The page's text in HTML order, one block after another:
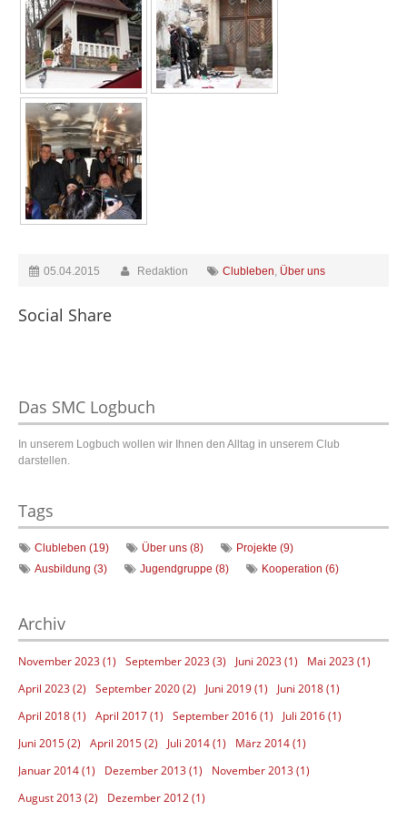
05.04.2015 Redaktion Clubleben, Über uns
Social Share
Das SMC Logbuch
In unserem Logbuch wollen wir Ihnen den Alltag in unserem Club
darstellen.
Tags
Clubleben (19) Über uns (8)
Projekte (9)
Ausbildung (3)
Jugendgruppe (8) Kooperation (6)
Archiv
November 2023 (1) September 2023 (3) Juni 2023 (1)
Mai 2023 (1)
April 2023 (2)
September 2020 (2) Juni 2019 (1)
Juni 2018 (1)
April 2018 (1)
April 2017 (1) September 2016 (1)
Juli 2016 (1)
Juni 2015 (2)
April 2015 (2) Juli 2014 (1)
März 2014 (1)
Januar 2014 (1)
Dezember 2013 (1)
November 2013 (1)
August 2013 (2)
Dezember 2012 (1)